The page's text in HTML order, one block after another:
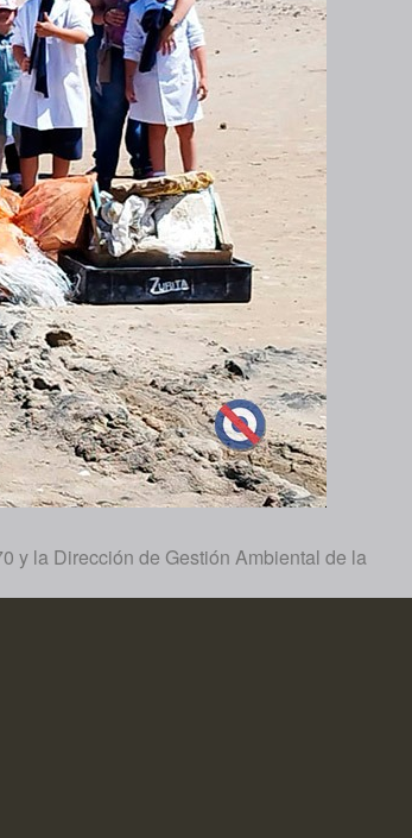
y la Dirección de Gestión Ambiental de la